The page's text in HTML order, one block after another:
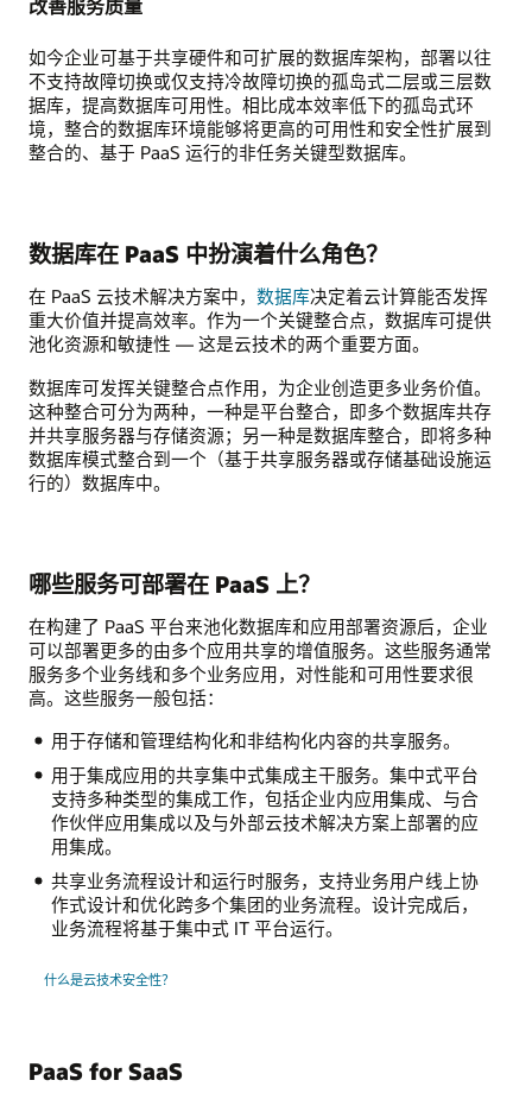
如今企业可基于共享硬件和可扩展的数据库架构，部署以往
不支持故障切换或仅支持冷故障切换的孤岛式二层或三层数
据库，提高数据库可用性。相比成本效率低下的孤岛式环
境，整合的数据库环境能够将更高的可用性和安全性扩展到
整合的、基于 PaaS 运行的非任务关键型数据库。
数据库在 PaaS 中扮演着什么角色？
在 PaaS 云技术解决方案中， 数据库决定着云计算能否发挥
重大价值并提高效率。作为一个关键整合点，数据库可提供
池化资源和敏捷性 — 这是云技术的两个重要方面。
数据库可发挥关键整合点作用，为企业创造更多业务价值。
这种整合可分为两种，一种是平台整合，即多个数据库共存
并共享服务器与存储资源；另一种是数据库整合，即将多种
数据库模式整合到一个（基于共享服务器或存储基础设施运
行的）数据库中。
哪些服务可部署在 PaaS 上？
在构建了 PaaS 平台来池化数据库和应用部署资源后，企业
可以部署更多的由多个应用共享的增值服务。这些服务通常
服务多个业务线和多个业务应用，对性能和可用性要求很
高。这些服务一般包括：
用于存储和管理结构化和非结构化内容的共享服务。
用于集成应用的共享集中式集成主干服务。集中式平台
支持多种类型的集成工作，包括企业内应用集成、与合
作伙伴应用集成以及与外部云技术解决方案上部署的应
用集成。
共享业务流程设计和运行时服务，支持业务用户线上协
作式设计和优化跨多个集团的业务流程。设计完成后，
业务流程将基于集中式 IT 平台运行。
什么是云技术安全性？
PaaS for SaaS